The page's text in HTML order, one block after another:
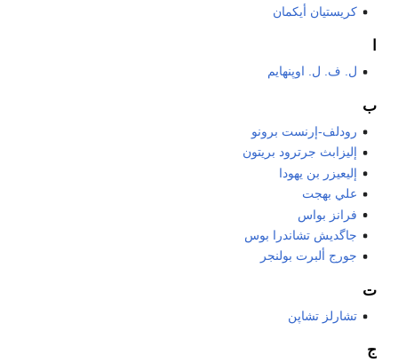
كريستيان أيكمان
ل. ف. ل. اوپنهايم
ب
رودلف-إرنست برونو
إليزابث جرترود بريتون
إليعيزر بن يهودا
علي بهجت
فرانز بواس
جاگديش تشاندرا بوس
جورج ألبرت بولنجر
ت
تشارلز تشاپن
ج